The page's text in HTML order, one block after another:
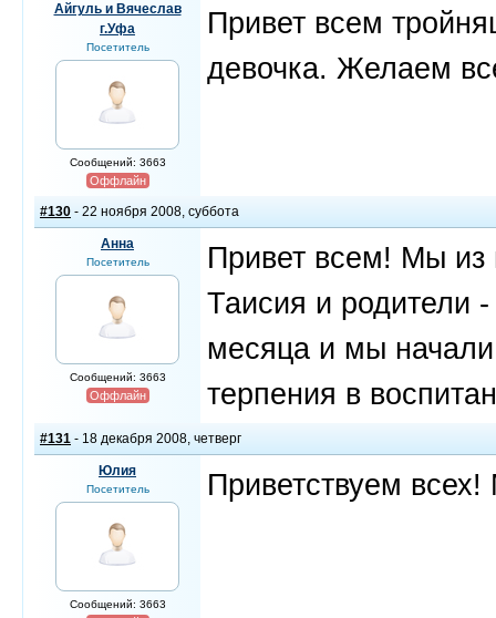
Айгуль и Вячеслав
г.Уфа
Посетитель
Сообщений: 3663
Оффлайн
Привет всем
девочка. Желаем
#130 - 22 ноября 2008, суббота
Анна
Посетитель
Сообщений: 3663
Оффлайн
Привет всем! Мы из
Таисия и родители
месяца и мы начали
терпения в
#131 - 18 декабря 2008, четверг
Юлия
Посетитель
Сообщений: 3663
Приветствуем